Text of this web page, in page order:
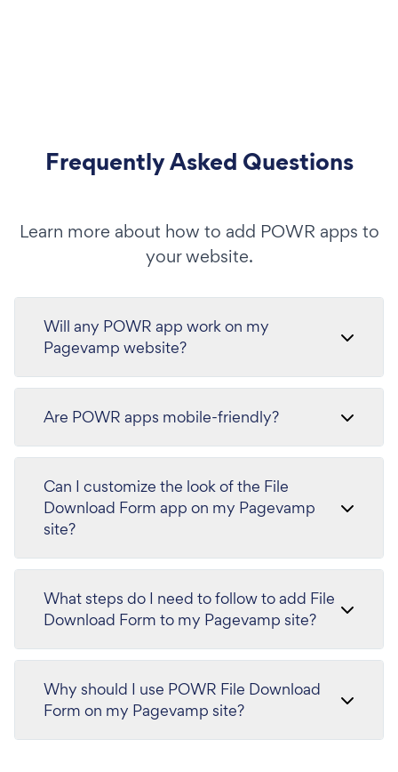
Frequently Asked Questions
Learn more about how to add POWR apps to
your website.
Will any POWR app work on my
Pagevamp website?
Are POWR apps mobile-friendly?
Can I customize the look of the File
Download Form app on my Pagevamp
site?
What steps do I need to follow to add File
Download Form to my Pagevamp site?
Why should I use POWR File Download
Form on my Pagevamp site?